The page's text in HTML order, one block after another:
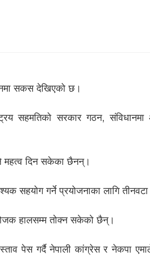
सकस देखिएको छ।
सहमतिको सरकार गठन,
महत्व दिन सकेका छैनन्।
सहयोग गर्ने प्रयोजनाका लागि
हालसम्म तोक्न सकेको छैन्।
पेस गर्दै नेपाली कांग्रेस र नेकपा